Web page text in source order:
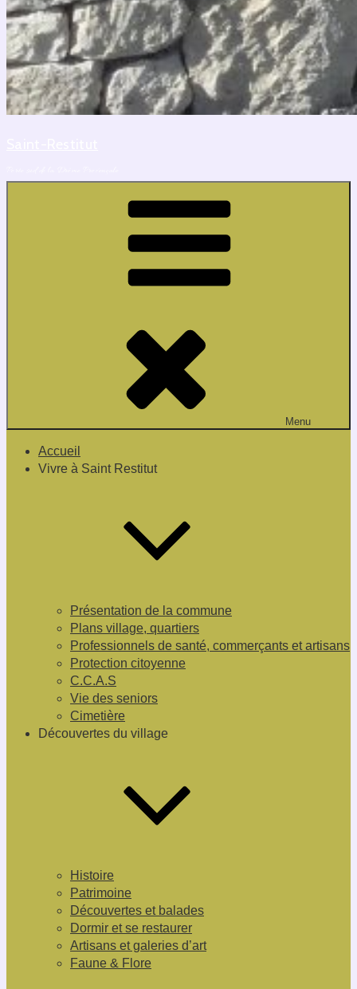
Menu
Accueil
Vivre à Saint Restitut
Présentation de la commune
Plans village, quartiers
Professionnels de santé, commerçants et artisans
Protection citoyenne
C.C.A.S
Vie des seniors
Cimetière
Découvertes du village
Histoire
Patrimoine
Découvertes et balades
Dormir et se restaurer
Artisans et galeries d’art
Faune & Flore